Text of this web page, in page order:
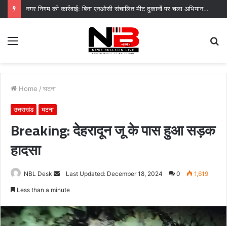
नगर निगम की कार्रवाई: बिना एनओसी संचालित मीट दुकानों पर चला अभियान, 45250 रुपये का चालान
Menu
Home / घटना
उत्तराखंड घटना
Breaking: देहरादून जू के पास हुआ सड़क
हादसा
NBL Desk
SendLast Updated: December 18, 2024 0 1,619
Less than a minute